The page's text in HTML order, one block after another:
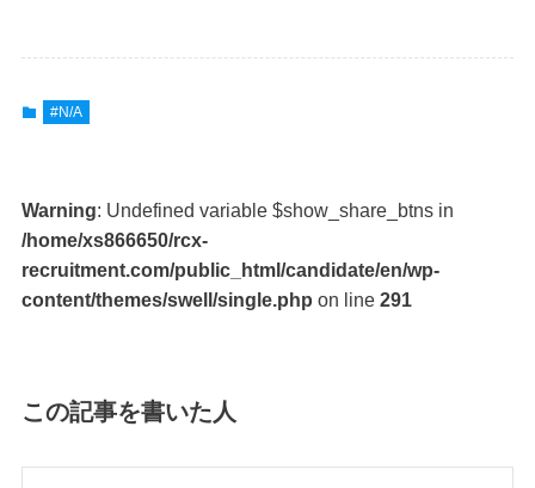
#N/A
Warning: Undefined variable $show_share_btns in
/home/xs866650/rcx-
recruitment.com/public_html/candidate/en/wp-
content/themes/swell/single.php on line 291
この記事を書いた人